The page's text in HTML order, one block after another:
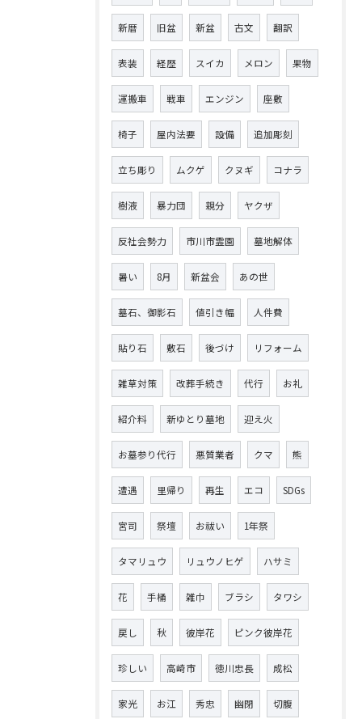
新暦 旧盆 新盆 古文 翻訳
表装 経歴 スイカ メロン 果物
運搬車 戦車 エンジン 座敷
椅子 屋内法要 設備 追加彫刻
立ち彫り ムクゲ クヌギ コナラ
樹液 暴力団 親分 ヤクザ
反社会勢力 市川市霊園 墓地解体
暑い 8月 新盆会 あの世
墓石、御影石 値引き幅 人件費
貼り石 敷石 後づけ リフォーム
雑草対策 改葬手続き 代行 お礼
紹介料 新ゆとり墓地 迎え火
お墓参り代行 悪質業者 クマ 熊
遭遇 里帰り 再生 エコ SDGs
宮司 祭壇 お祓い 1年祭
タマリュウ リュウノヒゲ ハサミ
花 手桶 雑巾 ブラシ タワシ
戻し 秋 彼岸花 ピンク彼岸花
珍しい 高崎市 徳川忠長 成松
家光 お江 秀忠 幽閉 切腹